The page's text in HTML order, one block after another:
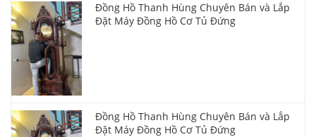
Đồng Hồ Thanh Hùng Chuyên Bán và Lắp
Đặt Máy Đồng Hồ Cơ Tủ Đứng
Đồng Hồ Thanh Hùng Chuyên Bán và Lắp
Đặt Máy Đồng Hồ Cơ Tủ Đứng